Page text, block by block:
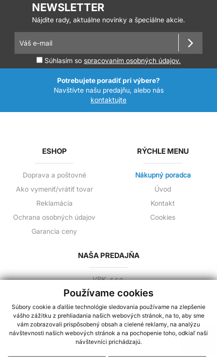
Používame cookies
Súbory cookie a ďalšie technológie sledovania používame na zlepšenie
vášho zážitku z prehliadania našich webových stránok, na to, aby sme
vám zobrazovali prispôsobený obsah a cielené reklamy, na analýzu
návštevnosti našich webových stránok a na pochopenie toho, odkiaľ naši
návštevníci prichádzajú.
NEWSLETTER
Nájdite rady, aktuálne novinky a špeciálne akcie.
Súhlasím so spracovaním osobných údajov.
Potrebujete poradiť pri výbere?
Navštívte našu predajňu, alebo nás
kontaktujte
ESHOP
Doprava a poštovné
Ako vymeniť/vrátiť tovar
Reklamácia
Ochrana osobných údajov
Garancia ceny
RÝCHLE MENU
Nákupný poradca
Úvod
Kontakt
Cookies
NAŠA PREDAJŇA
VPK, s.r.o.
Jilemnického 3
081 02 Prešov,Slovensko
+421 944 258 730
info@cerpacia-technika.sk